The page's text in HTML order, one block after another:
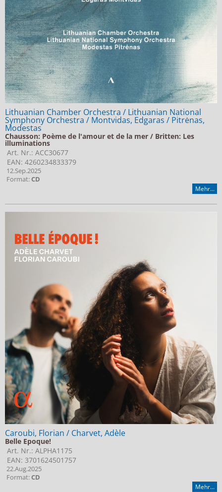
Jobs bei Naxos
Naxos Deutschland Blog
Naxos weltweit
Lithuanian Chamber Orchestra / Lithuanian National
Symphony Orchestra / Montvidas, Edgaras / Pitrėnas,
Modestas
Chausson: Poème de l'amour et de la mer / Britten: Les
illuminations
Art. Nr.: ACC30677
EAN: 4260234833379
12.Sep.2025
Format:CD
Mehr...
Caroubi, Florian / Charvet, Adèle
Belle Epoque!
Art. Nr.: ALPHA1175
EAN: 3701624501757
22.Aug.2025
Format:CD
Mehr...